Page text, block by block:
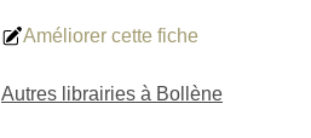
Améliorer cette fiche
Autres librairies à Bollène